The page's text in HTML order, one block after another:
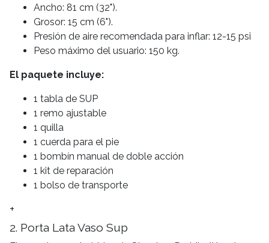
Ancho: 81 cm (32").
Grosor: 15 cm (6").
Presión de aire recomendada para inflar: 12-15 psi
Peso máximo del usuario: 150 kg.
El paquete incluye:
1 tabla de SUP
1 remo ajustable
1 quilla
1 cuerda para el pie
1 bombín manual de doble acción
1 kit de reparación
1 bolso de transporte
+
2. Porta Lata Vaso Sup